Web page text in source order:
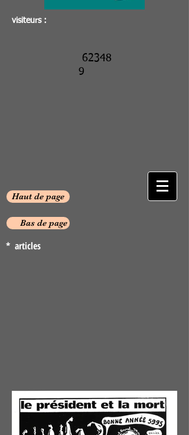
visiteurs :
62348
9
Haut de page
Bas de page
* articles